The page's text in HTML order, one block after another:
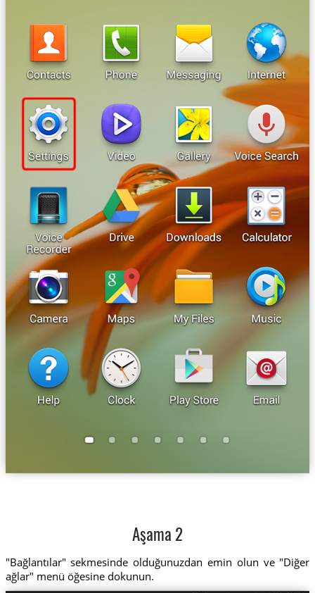
Aşama 2
"Bağlantılar" sekmesinde olduğunuzdan emin olun ve "Diğer
ağlar" menü öğesine dokunun.